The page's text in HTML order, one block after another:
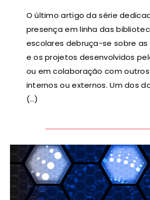
O último artigo da série
presença em linha das
escolares debruça-se sobre
e os projetos desenvolvidos
ou em colaboração com
internos ou externos. Um dos
(…)